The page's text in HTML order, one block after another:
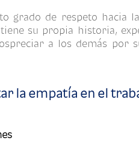
grado de respeto hacia
su propia historia,
a los demás por
la empatía en el